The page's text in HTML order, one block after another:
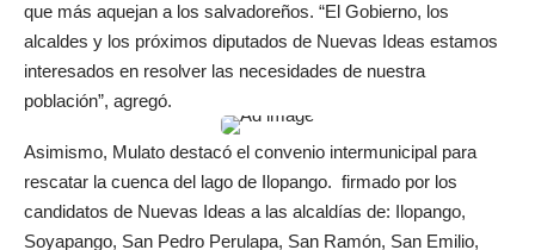
que más aquejan a los salvadoreños. “El Gobierno, los
alcaldes y los próximos diputados de Nuevas Ideas estamos
interesados en resolver las necesidades de nuestra
población”, agregó.
Asimismo, Mulato destacó el convenio intermunicipal para
rescatar la cuenca del lago de Ilopango. firmado por los
candidatos de Nuevas Ideas a las alcaldías de: Ilopango,
Soyapango, San Pedro Perulapa, San Ramón, San Emilio,